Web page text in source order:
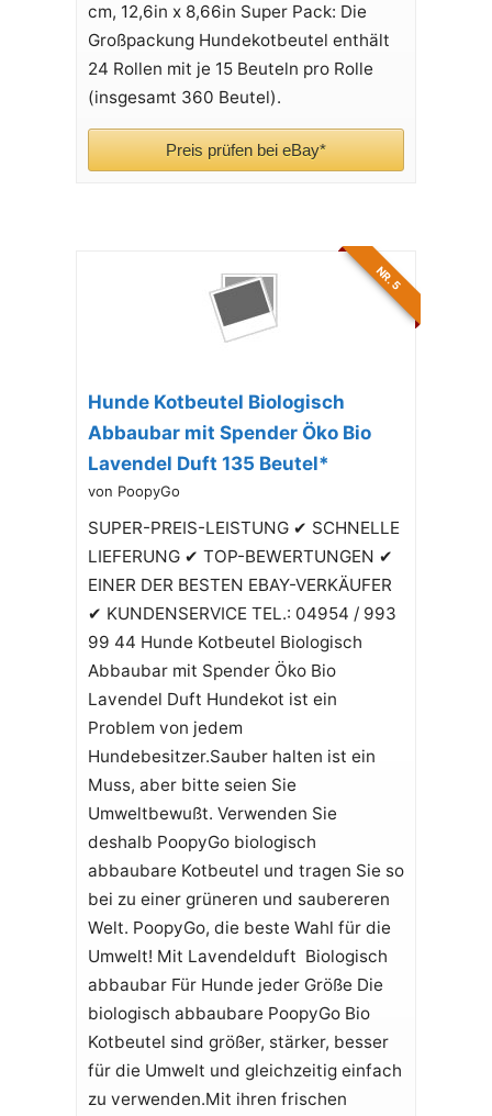
cm, 12,6in x 8,66in Super Pack: Die
Großpackung Hundekotbeutel enthält
24 Rollen mit je 15 Beuteln pro Rolle
(insgesamt 360 Beutel).
Preis prüfen bei eBay*
NR. 5
Hunde Kotbeutel Biologisch
Abbaubar mit Spender Öko Bio
Lavendel Duft 135 Beutel*
von PoopyGo
SUPER-PREIS-LEISTUNG ✔ SCHNELLE
LIEFERUNG ✔ TOP-BEWERTUNGEN ✔
EINER DER BESTEN EBAY-VERKÄUFER
✔ KUNDENSERVICE TEL.: 04954 / 993
99 44 Hunde Kotbeutel Biologisch
Abbaubar mit Spender Öko Bio
Lavendel Duft Hundekot ist ein
Problem von jedem
Hundebesitzer.Sauber halten ist ein
Muss, aber bitte seien Sie
Umweltbewußt. Verwenden Sie
deshalb PoopyGo biologisch
abbaubare Kotbeutel und tragen Sie so
bei zu einer grüneren und saubereren
Welt. PoopyGo, die beste Wahl für die
Umwelt! Mit Lavendelduft Biologisch
abbaubar Für Hunde jeder Größe Die
biologisch abbaubare PoopyGo Bio
Kotbeutel sind größer, stärker, besser
für die Umwelt und gleichzeitig einfach
zu verwenden.Mit ihren frischen